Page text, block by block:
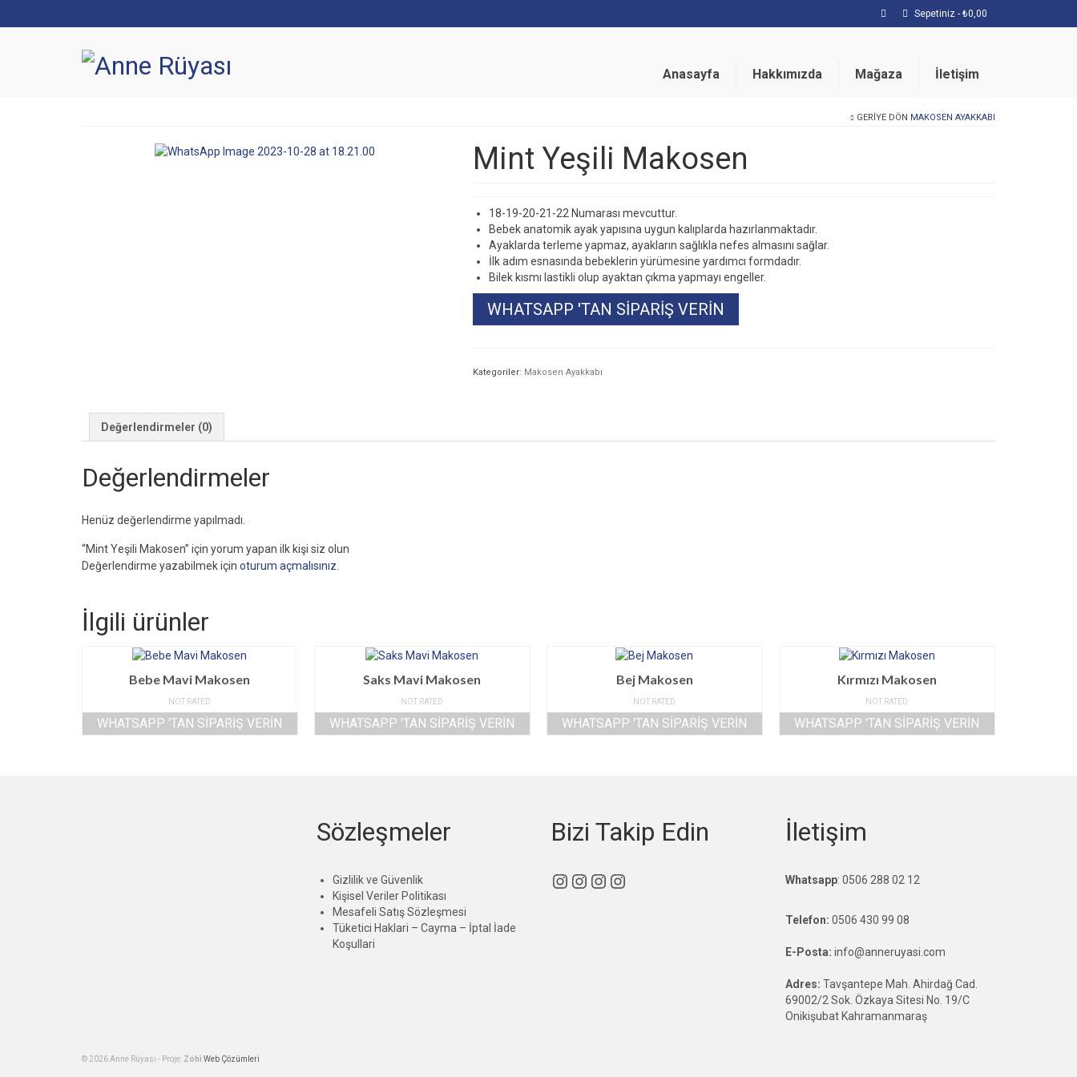
Sepetiniz - ₺0,00
Anasayfa Hakkımızda Mağaza İletişim
GERIYE DÖN MAKOSEN AYAKKABI
Mint Yeşili Makosen
18-19-20-21-22 Numarası mevcuttur.
Bebek anatomik ayak yapısına uygun kalıplarda hazırlanmaktadır.
Ayaklarda terleme yapmaz, ayakların sağlıkla nefes almasını sağlar.
İlk adım esnasında bebeklerin yürümesine yardımcı formdadır.
Bilek kısmı lastikli olup ayaktan çıkma yapmayı engeller.
WHATSAPP 'TAN SIPARIŞ VERIN
Kategoriler: Makosen Ayakkabı
Değerlendirmeler (0)
Değerlendirmeler
Henüz değerlendirme yapılmadı.
“Mint Yeşili Makosen” için yorum yapan ilk kişi siz olun
Değerlendirme yazabilmek için oturum açmalısınız
İlgili ürünler
Bebe Mavi Makosen
NOT RATED
WHATSAPP 'TAN SIPARIŞ VERIN
Saks Mavi Makosen
NOT RATED
WHATSAPP 'TAN SIPARIŞ VERIN
Bej Makosen
NOT RATED
WHATSAPP 'TAN SIPARIŞ VERIN
Kırmızı Makosen
NOT RATED
WHATSAPP 'TAN SIPARIŞ VERIN
Sözleşmeler
Gizlilik ve Güvenlik
Kişisel Veriler Politikası
Mesafeli Satış Sözleşmesi
Tüketici Haklari – Cayma – İptal İade
Koşullari
Bizi Takip Edin
Instagram
Instagram
Instagram
Instagram
İletişim
Whatsapp: 0506 288 02 12
Telefon: 0506 430 99 08
E-Posta: info@anneruyasi.com
Adres: Tavşantepe Mah. Ahirdağ Cad.
69002/2 Sok. Özkaya Sitesi No. 19/C
Onikişubat Kahramanmaraş
© 2026 Anne Rüyası - Proje: Zohi Web Çözümleri